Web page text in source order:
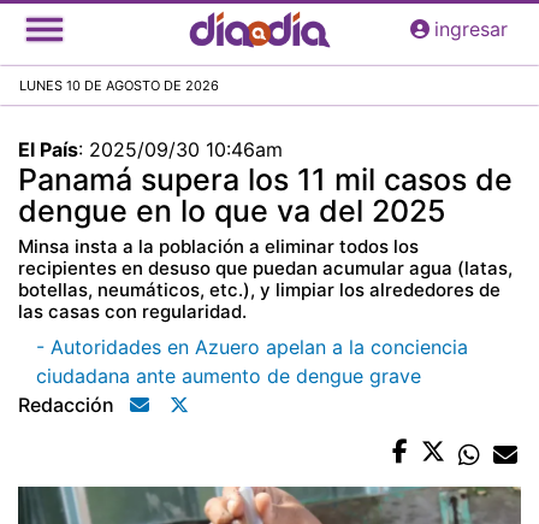
Pasar
al
principal
ingresar
LUNES 10 DE AGOSTO DE 2026
El País: 2025/09/30 10:46am
Panamá supera los 11 mil casos de
dengue en lo que va del 2025
Minsa insta a la población a eliminar todos los
recipientes en desuso que puedan acumular agua (latas,
botellas, neumáticos, etc.), y limpiar los alrededores de
las casas con regularidad.
- Autoridades en Azuero apelan a la conciencia
ciudadana ante aumento de dengue grave
Redacción